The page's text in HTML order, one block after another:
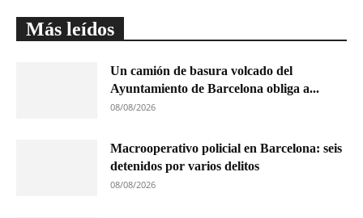
Más leídos
Un camión de basura volcado del
Ayuntamiento de Barcelona obliga a...
08/08/2026
Macrooperativo policial en Barcelona: seis
detenidos por varios delitos
08/08/2026